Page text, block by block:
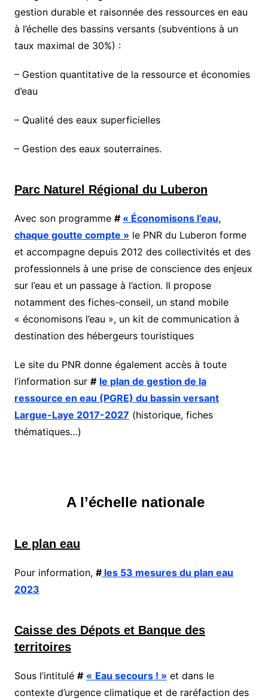
gestion durable et raisonnée des ressources en eau
à l’échelle des bassins versants (subventions à un
taux maximal de 30%) :
– Gestion quantitative de la ressource et économies
d’eau
– Qualité des eaux superficielles
– Gestion des eaux souterraines.
Parc Naturel Régional du Luberon
Avec son programme # « Économisons l’eau,
chaque goutte compte » le PNR du Luberon forme
et accompagne depuis 2012 des collectivités et des
professionnels à une prise de conscience des enjeux
sur l’eau et un passage à l’action. Il propose
notamment des fiches-conseil, un stand mobile
« économisons l’eau », un kit de communication à
destination des hébergeurs touristiques
Le site du PNR donne également accès à toute
l’information sur # le plan de gestion de la
ressource en eau (PGRE) du bassin versant
Largue-Laye 2017-2027 (historique, fiches
thématiques…)
A l’échelle nationale
Le plan eau
Pour information, #les 53 mesures du plan eau
2023
Caisse des Dépots et Banque des
territoires
Sous l’intitulé # « Eau secours ! » et dans le
contexte d’urgence climatique et de raréfaction des